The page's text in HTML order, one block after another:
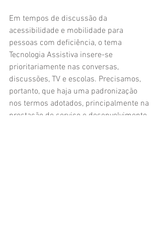
Em tempos de discussão da
acessibilidade e mobilidade para
pessoas com deficiência, o tema
Tecnologia Assistiva insere-se
prioritariamente nas conversas,
discussões, TV e escolas. Precisamos,
portanto, que haja uma padronização
nos termos adotados, principalmente na
prestação de serviço e desenvolvimento